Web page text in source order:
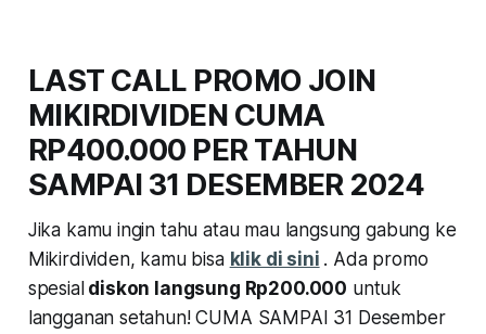
LAST CALL PROMO JOIN
MIKIRDIVIDEN CUMA
RP400.000 PER TAHUN
SAMPAI 31 DESEMBER 2024
Jika kamu ingin tahu atau mau langsung gabung ke
Mikirdividen, kamu bisa klik di sini . Ada promo
spesialdiskon langsung Rp200.000 untuk
langganan setahun! CUMA SAMPAI 31 Desember